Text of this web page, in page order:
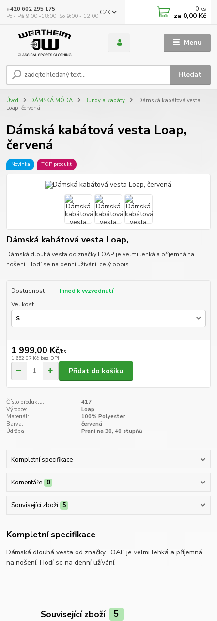
Menu
CZK
Hledat
+420 602 295 175
Po - Pá 9:00 -18:00, So 9:00 - 12:00
0 ks
za 0,00 Kč
Úvod DÁMSKÁ MÓDA Bundy a kabáty
Dámská kabátová vesta
Loap, červená
Dámská kabátová vesta Loap,
červená
Novinka TOP produkt
Dámská kabátová vesta Loap,
Dámská dlouhá vesta od značky LOAP je velmi lehká a příjemná na
nošení. Hodí se na denní užívání. celý popis
Dostupnost
Ihned k vyzvednutí
Velikost
1 999,00 Kč/ks
1 652,07 Kč bez DPH
Přidat do košíku
Číslo produktu:
417
Výrobce:
Loap
Materiál:
100% Polyester
Barva:
červená
Údržba:
Praní na 30, 40 stupňů
Kompletní specifikace
Komentáře 0
Související zboží 5
Kompletní specifikace
Dámská dlouhá vesta od značky LOAP je velmi lehká a příjemná
na nošení. Hodí se na denní užívání.
Související zboží 5